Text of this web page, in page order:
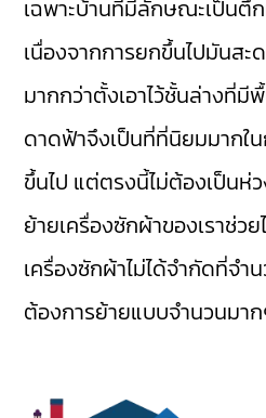
เฉพาะบ้านที่มีลักษณะเป็นตึ
เนื่องจากการยกขึ้นไปมันสะ
มากกว่าตั้งเอาไว้ชั้นล่างที่
ดาดฟ้าจึงเป็นที่ที่นิยมมากใ
ขึ้นไป แต่ตรงนี้ไม่ต้องเป็นห่
ย้ายเครื่องซักผ้าของเราช่ว
เครื่องซักผ้าไม่ได้จำกัดที่จำ
ต้องการย้ายแบบจำนวนมา